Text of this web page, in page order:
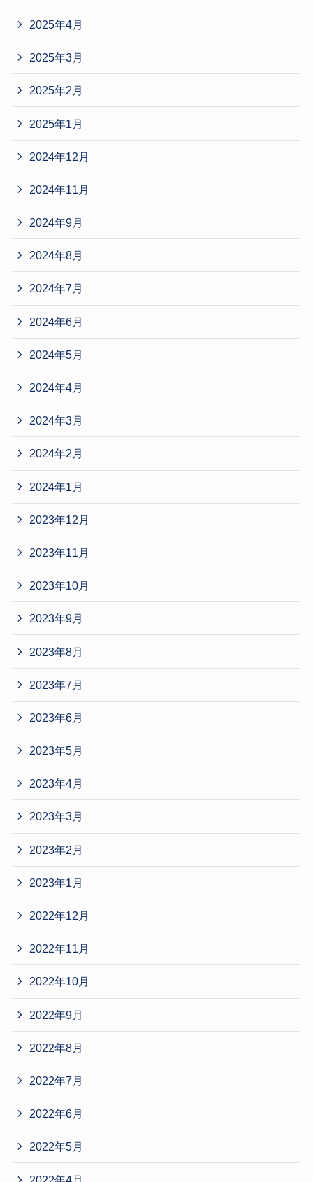
2025年4月
2025年3月
2025年2月
2025年1月
2024年12月
2024年11月
2024年9月
2024年8月
2024年7月
2024年6月
2024年5月
2024年4月
2024年3月
2024年2月
2024年1月
2023年12月
2023年11月
2023年10月
2023年9月
2023年8月
2023年7月
2023年6月
2023年5月
2023年4月
2023年3月
2023年2月
2023年1月
2022年12月
2022年11月
2022年10月
2022年9月
2022年8月
2022年7月
2022年6月
2022年5月